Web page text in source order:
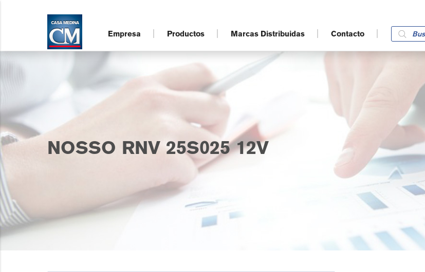
Empresa Productos Marcas Distribuidas Contacto
Products
search
NOSSO RNV 25S025 12V